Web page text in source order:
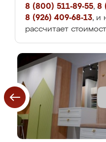
8 (800) 511-89-55, 8
8 (926) 409-68-13, и
рассчитает